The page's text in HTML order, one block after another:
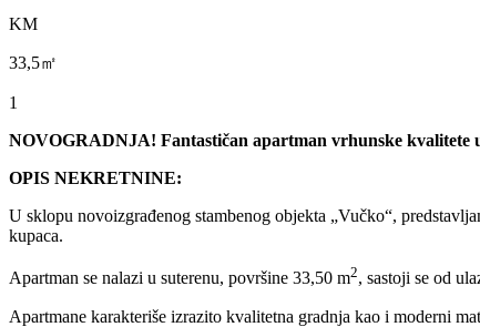
KM
33,5㎡
1
NOVOGRADNJA! Fantastičan apartman vrhunske kvalitete
OPIS NEKRETNINE:
U sklopu novoizgrađenog stambenog objekta „Vučko“,
kupaca.
Apartman se nalazi u suterenu, površine 33,50 m2, sastoji se od
Apartmane karakteriše izrazito kvalitetna gradnja kao i moderni